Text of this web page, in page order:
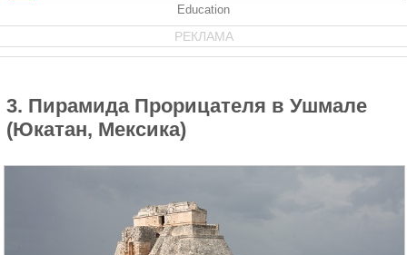
Education
РЕКЛАМА
3. Пирамида Прорицателя в Ушмале
(Юкатан, Мексика)